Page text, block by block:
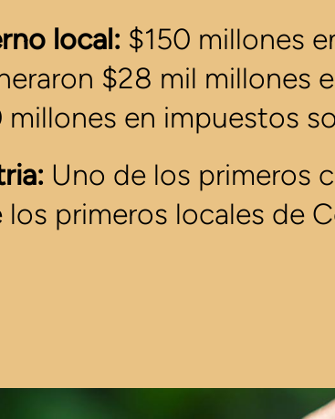
local: $150 millones
$28 mil millones
en impuestos
Uno de los primeros
primeros locales de